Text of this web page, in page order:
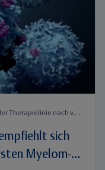
nach vorn?
sich
Myelom-